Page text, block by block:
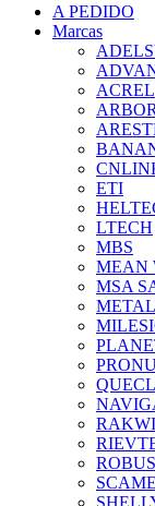
A PEDIDO
Marcas
ACREL
ETI
LTECH
MBS
MEAN
MSA